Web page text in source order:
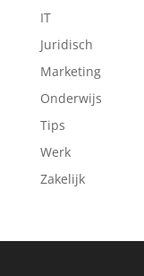
IT
Juridisch
Marketing
Onderwijs
Tips
Werk
Zakelijk